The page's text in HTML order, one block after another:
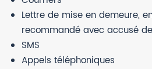
Lettre de mise en demeure,
recommandé avec accusé
SMS
Appels téléphoniques